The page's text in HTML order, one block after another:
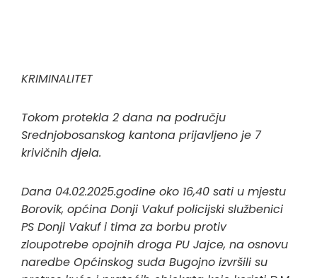
KRIMINALITET
Tokom protekla 2 dana na području
Srednjobosanskog kantona prijavljeno je 7
krivičnih djela.
Dana 04.02.2025.godine oko 16,40 sati u mjestu
Borovik, općina Donji Vakuf policijski službenici
PS Donji Vakuf i tima za borbu protiv
zloupotrebe opojnih droga PU Jajce, na osnovu
naredbe Općinskog suda Bugojno izvršili su